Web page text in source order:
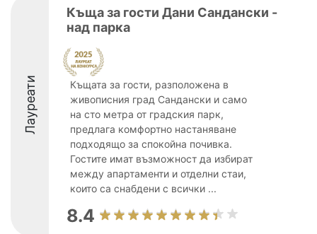
Лауреати
Къща за гости Дани Сандански -
над парка
Къщата за гости, разположена в
живописния град Сандански и само
на сто метра от градския парк,
предлага комфортно настаняване
подходящо за спокойна почивка.
Гостите имат възможност да избират
между апартаменти и отделни стаи,
които са снабдени с всички ...
8.4